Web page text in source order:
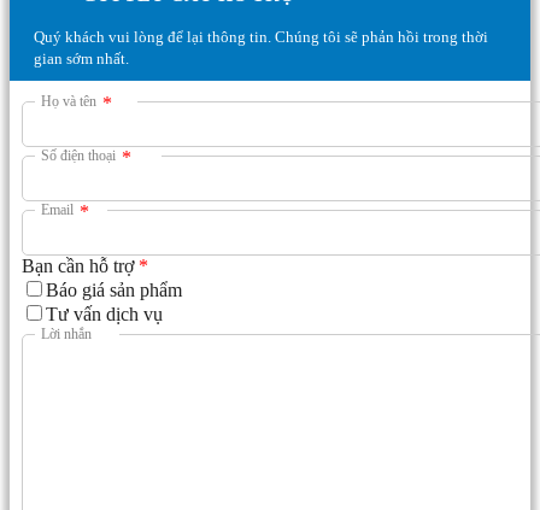
Quý khách vui lòng để lại thông tin. Chúng tôi sẽ phản hồi trong thời
gian sớm nhất.
Họ và tên *
Số điện thoại *
Email *
Bạn cần hỗ trợ *
Báo giá sản phẩm
Tư vấn dịch vụ
Lời nhắn